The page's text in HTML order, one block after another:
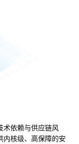
术依赖与供应链风
内核级、高保障的安